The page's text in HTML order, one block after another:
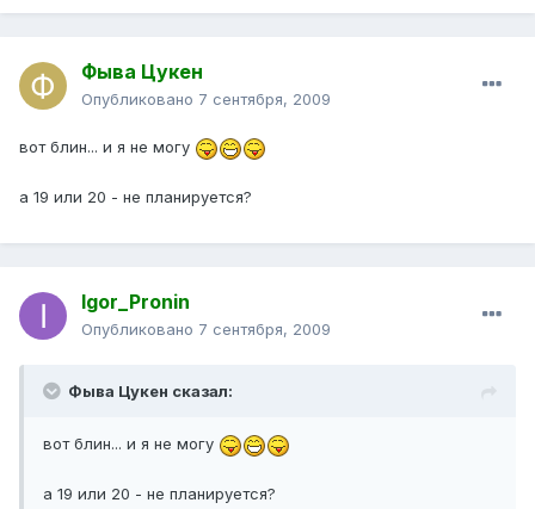
Фыва Цукен
Опубликовано 7 сентября, 2009
вот блин... и я не могу
а 19 или 20 - не планируется?
Igor_Pronin
Опубликовано 7 сентября, 2009
Фыва Цукен сказал:
вот блин... и я не могу
а 19 или 20 - не планируется?